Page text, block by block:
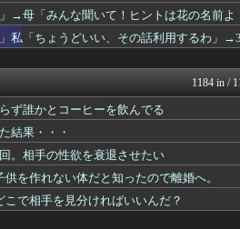
が店にネチネチ嫌...
基地沢直樹
婚外ちゃん
…w
キスログ
と結婚しやがった」...
基地沢直樹
基地沢直樹
ｗｗｗｗ
。専業期間があるか...
喪女リカ喪
わ両親が相次いで...
喪女リカ喪
喪女リカ喪
せんね」嫁「これは...
基地沢直樹
ヒーを飲んでる
浮気ちゃん
→母「みんな聞いて！ヒントは花の名前
私「ちょうどいい、その話利用するわ」
1184 in /
ず誰かとコーヒーを飲んでる
結果・・・
。相手の性欲を衰退させたい
を作れない体だと知ったので離婚へ。
で相手を見分ければいいんだ？